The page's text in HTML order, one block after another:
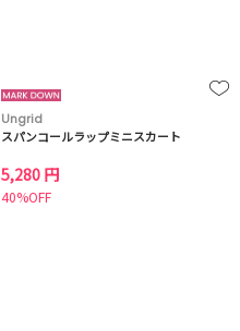
Ungrid
スパンコールラップミニスカート
5,280 円
40%OFF